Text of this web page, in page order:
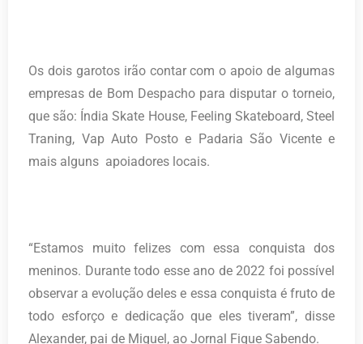
Os dois garotos irão contar com o apoio de algumas
empresas de Bom Despacho para disputar o torneio,
que são: Índia Skate House, Feeling Skateboard, Steel
Traning, Vap Auto Posto e Padaria São Vicente e
mais alguns apoiadores locais.
“Estamos muito felizes com essa conquista dos
meninos. Durante todo esse ano de 2022 foi possível
observar a evolução deles e essa conquista é fruto de
todo esforço e dedicação que eles tiveram”, disse
Alexander, pai de Miguel, ao Jornal Fique Sabendo.